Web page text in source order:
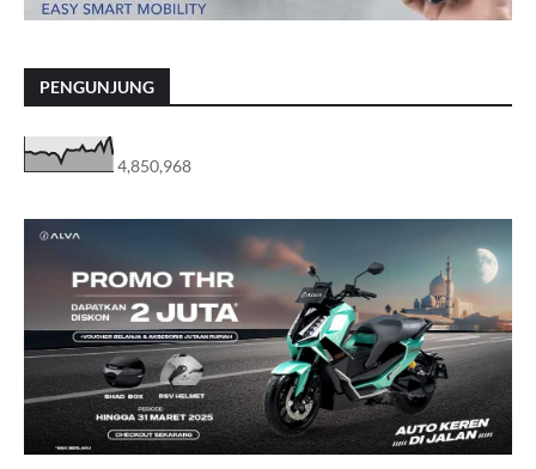
PENGUNJUNG
4,850,968